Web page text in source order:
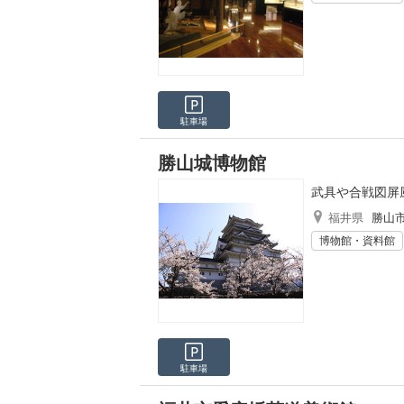
駐車場
勝山城博物館
武具や合戦図屏
福井県 勝山
博物館・資料館
駐車場